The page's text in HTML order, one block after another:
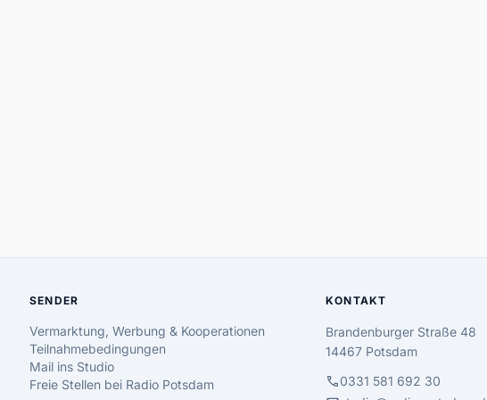
SENDER
Vermarktung, Werbung & Kooperationen
Teilnahmebedingungen
Mail ins Studio
Freie Stellen bei Radio Potsdam
KONTAKT
Brandenburger Straße 48
14467 Potsdam
call0331 581 692 30